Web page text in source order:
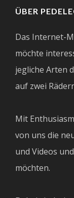
ÜBER
Das Internet-
möchte
jegliche Arten
auf zwei
Mit
von uns die
und Videos
möchten.